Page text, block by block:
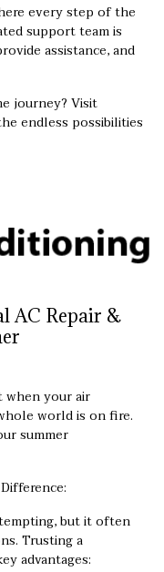
every step of the
support team is
assistance, and
journey? Visit
endless possibilities
AC Repair &
when your air
world is on fire.
summer
but it often
Trusting a
advantages: